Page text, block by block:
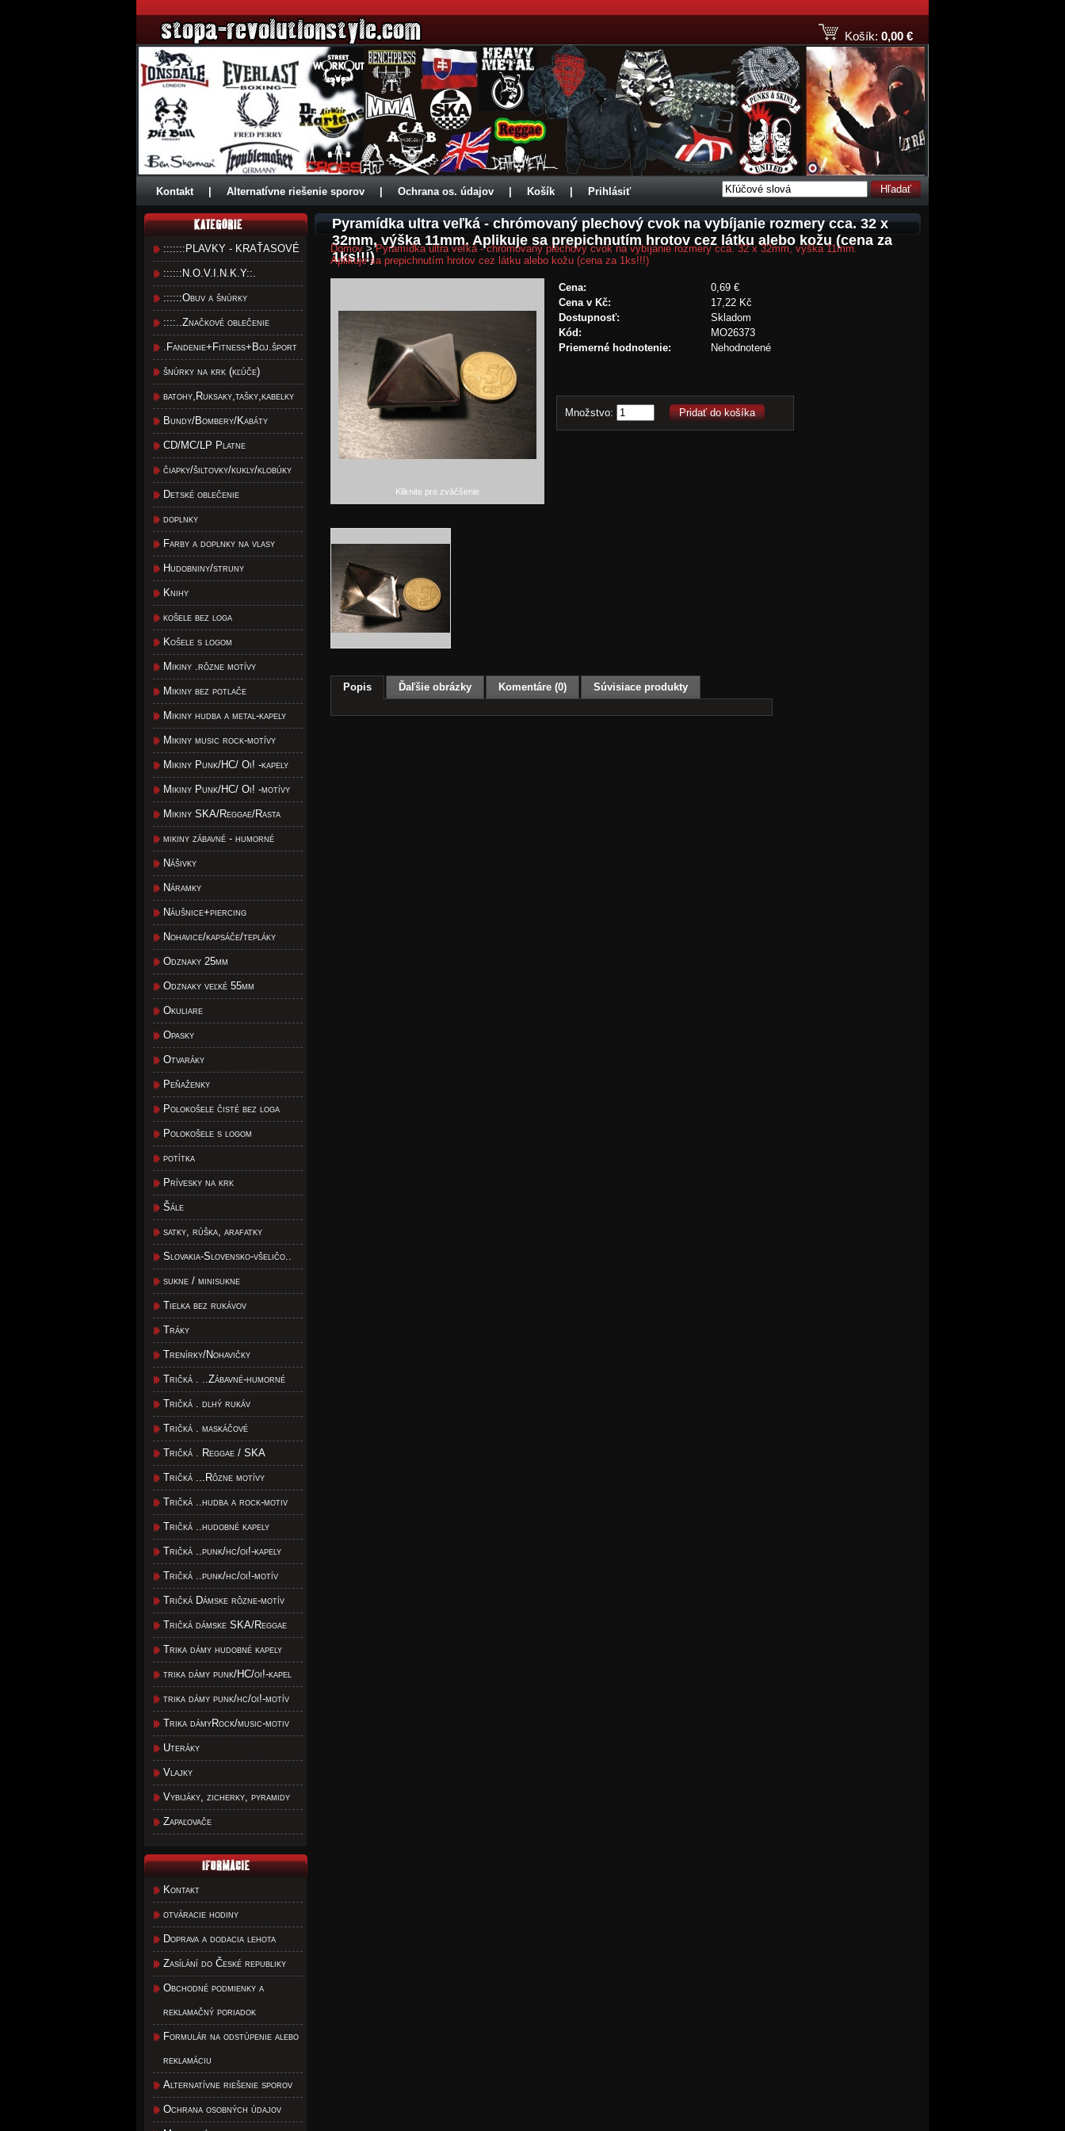
Košík: 0,00 €
Kontakt Alternatívne riešenie sporov Ochrana os. údajov Košík Prihlásiť Hľadať
:::::::PLAVKY - KRAŤASOVÉ
::::::N.O.V.I.N.K.Y::.
::::::Obuv a šnúrky
::::..Značkové oblečenie
.Fandenie+Fitness+Boj.šport
šnúrky na krk (kľúče)
batohy,Ruksaky,tašky,kabelky
Bundy/Bombery/Kabáty
CD/MC/LP Platne
čiapky/šiltovky/kukly/klobúky
Detské oblečenie
doplnky
Farby a doplnky na vlasy
Hudobniny/struny
Knihy
košele bez loga
Košele s logom
Mikiny .rôzne motívy
Mikiny bez potlače
Mikiny hudba a metal-kapely
Mikiny music rock-motívy
Mikiny Punk/HC/ Oi! -kapely
Mikiny Punk/HC/ Oi! -motívy
Mikiny SKA/Reggae/Rasta
mikiny zábavné - humorné
Nášivky
Náramky
Náušnice+piercing
Nohavice/kapsáče/tepláky
Odznaky 25mm
Odznaky veľké 55mm
Okuliare
Opasky
Otvaráky
Peňaženky
Polokošele čisté bez loga
Polokošele s logom
potítka
Prívesky na krk
Šále
satky, rúška, arafatky
Slovakia-Slovensko-všeličo..
sukne / minisukne
Tielka bez rukávov
Tráky
Trenírky/Nohavičky
Tričká . ..Zábavné-humorné
Tričká . dlhý rukáv
Tričká . maskáčové
Tričká . Reggae / SKA
Tričká ...Rôzne motívy
Tričká ..hudba a rock-motiv
Tričká ..hudobné kapely
Tričká ..punk/hc/oi!-kapely
Tričká ..punk/hc/oi!-motív
Tričká Dámske rôzne-motív
Tričká dámske SKA/Reggae
Trika dámy hudobné kapely
trika dámy punk/HC/oi!-kapel
trika dámy punk/hc/oi!-motív
Trika dámyRock/music-motiv
Uteráky
Vlajky
Vybijáky, zicherky, pyramidy
Zapaľovače
Kontakt
otváracie hodiny
Doprava a dodacia lehota
Zasílání do České republiky
Obchodné podmienky a
reklamačný poriadok
Formulár na odstúpenie alebo
reklamáciu
Alternatívne riešenie sporov
Ochrana osobných údajov
Pyramídka ultra veľká - chrómovaný plechový cvok na vybíjanie rozmery cca. 32 x
32mm, výška 11mm. Aplikuje sa prepichnutím hrotov cez látku alebo kožu (cena za
1ks!!!)
Domov>Pyramídka ultra veľká - chrómovaný plechový cvok na vybíjanie rozmery cca. 32 x 32mm, výška 11mm.
Aplikuje sa prepichnutím hrotov cez látku alebo kožu (cena za 1ks!!!)
Kliknite pre zväčšenie
Cena:
0,69 €
Cena v Kč:
17,22 Kč
Dostupnosť:
Skladom
Kód:
MO26373
Priemerné hodnotenie:
Nehodnotené
Množstvo: Pridať do košíka
Popis Ďaľšie obrázky Komentáre (0) Súvisiace produkty